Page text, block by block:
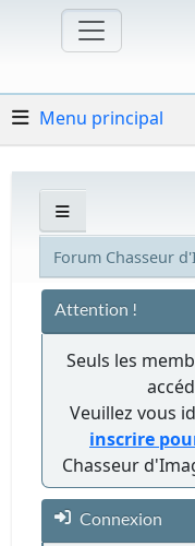
Menu principal
Forum Chasseur
Attention !
Seuls les
Veuillez vous
inscrire
Chasseur
Connexion